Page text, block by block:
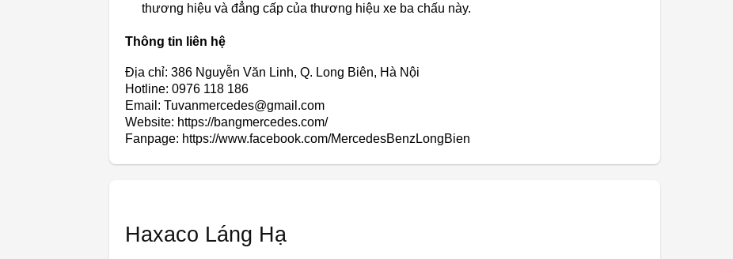
thương hiệu và đẳng cấp của thương hiệu xe ba chấu này.
Thông tin liên hệ
Địa chỉ: 386 Nguyễn Văn Linh, Q. Long Biên, Hà Nội
Hotline: 0976 118 186
Email: Tuvanmercedes@gmail.com
Website: https://bangmercedes.com/
Fanpage: https://www.facebook.com/MercedesBenzLongBien
Haxaco Láng Hạ